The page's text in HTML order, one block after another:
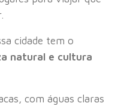
cidade tem o
natural e cultura
com águas claras